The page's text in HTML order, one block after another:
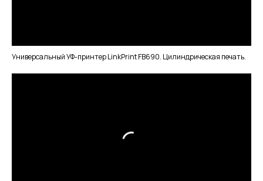
Универсальный УФ-принтер LinkPrint FB690. Цилиндрическая печать.